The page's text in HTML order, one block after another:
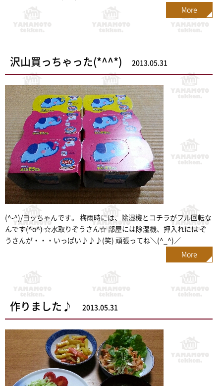
More
沢山買っちゃった(*^^*) 2013.05.31
(^-^)/ヨッちゃんです。 梅雨時には、除湿機とコチラがフル回転な
んです(^o^) ☆水取りぞうさん☆ 部屋には除湿機、押入れには ぞ
うさんが・・・いっぱい♪♪♪(笑) 頑張ってね＼(^_^)／
More
作りました♪ 2013.05.31